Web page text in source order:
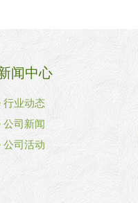
闻中心
行业动态
公司新闻
公司活动